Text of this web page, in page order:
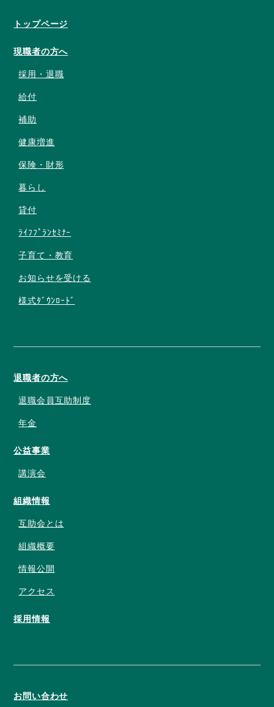
トップページ
現職者の方へ
採用・退職
給付
補助
健康増進
保険・財形
暮らし
貸付
ﾗｲﾌﾌﾟﾗﾝｾﾐﾅｰ
子育て・教育
お知らせを受ける
様式ﾀﾞｳﾝﾛｰﾄﾞ
退職者の方へ
退職会員互助制度
年金
公益事業
講演会
組織情報
互助会とは
組織概要
情報公開
アクセス
採用情報
お問い合わせ